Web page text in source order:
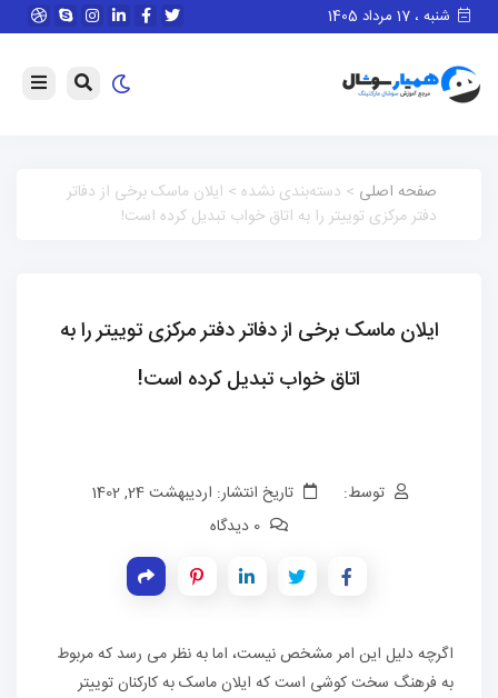
شنبه ، 17 مرداد 1405
صفحه اصلی > دسته‌بندی نشده > ایلان ماسک برخی از دفاتر
دفتر مرکزی توییتر را به اتاق خواب تبدیل کرده است!
ایلان ماسک برخی از دفاتر دفتر مرکزی توییتر را به
اتاق خواب تبدیل کرده است!
توسط:
تاریخ انتشار: اردیبهشت 24, 1402
اگرچه دلیل این امر مشخص نیست، اما به نظر می رسد که مربوط
به فرهنگ سخت کوشی است که ایلان ماسک به کارکنان توییتر